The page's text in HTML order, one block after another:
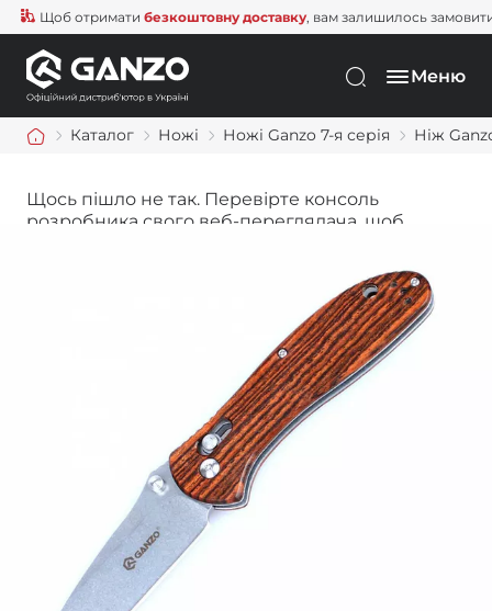
Щоб отриматибезкоштовну доставку, вам залишилось замовити
Меню
Каталог Ножі Ножі Ganzo 7-я серія Ніж
Щось пішло не так. Перевірте консоль
розробника свого веб-переглядача, щоб